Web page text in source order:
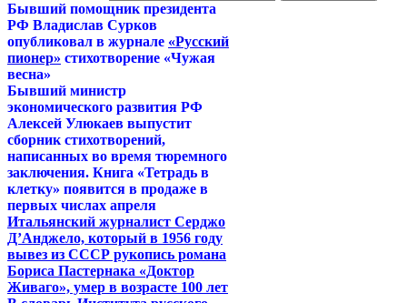
Бывший помощник президента
РФ Владислав Сурков
опубликовал в журнале «Русский
пионер» стихотворение «Чужая
весна»
Бывший министр
экономического развития РФ
Алексей Улюкаев выпустит
сборник стихотворений,
написанных во время тюремного
заключения. Книга «Тетрадь в
клетку» появится в продаже в
первых числах апреля
Итальянский журналист Серджо
Д’Анджело, который в 1956 году
вывез из СССР рукопись романа
Бориса Пастернака «Доктор
Живаго», умер в возрасте 100 лет